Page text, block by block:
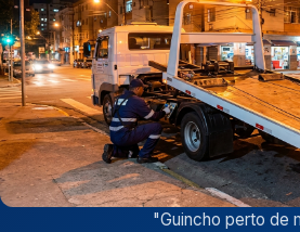
"Guincho perto de